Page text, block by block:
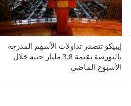
إيبيكو تتصدر تداولات الأسهم المدرجة
بالبورصة بقيمة 3,8 مليار جنيه خلال
الأسبوع الماضي